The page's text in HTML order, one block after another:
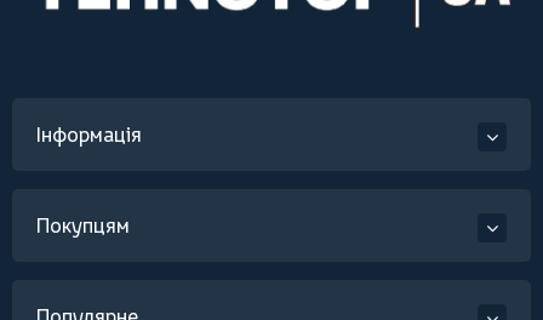
Інформація
Покупцям